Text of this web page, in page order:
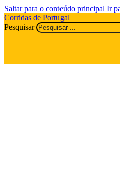
Saltar para o conteúdo principal Ir
Corridas de Portugal
Pesquisar